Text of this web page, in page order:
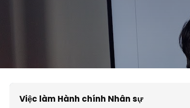
Việc làm Hành chính Nhân sự